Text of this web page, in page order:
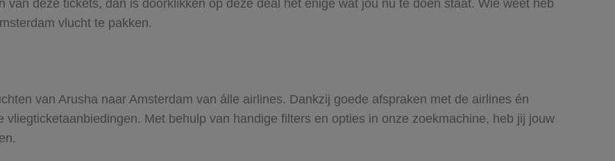
van deze tickets, dan is doorklikken op deze deal het enige wat jou nu te doen staat. Wie weet heb
vlucht te pakken.
van Arusha naar Amsterdam van álle airlines. Dankzij goede afspraken met de airlines én
Met behulp van handige filters en opties in onze zoekmachine, heb jij jouw